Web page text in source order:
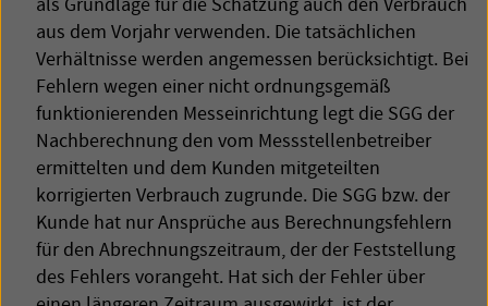
aus dem Vorjahr verwenden. Die tatsächlichen
Verhältnisse werden angemessen berücksichtigt. Bei
Fehlern wegen einer nicht ordnungsgemäß
funktionierenden Messeinrichtung legt die SGG der
Nachberechnung den vom Messstellenbetreiber
ermittelten und dem Kunden mitgeteilten
korrigierten Verbrauch zugrunde. Die SGG bzw. der
Kunde hat nur Ansprüche aus Berechnungsfehlern
für den Abrechnungszeitraum, der der Feststellung
des Fehlers vorangeht. Hat sich der Fehler über